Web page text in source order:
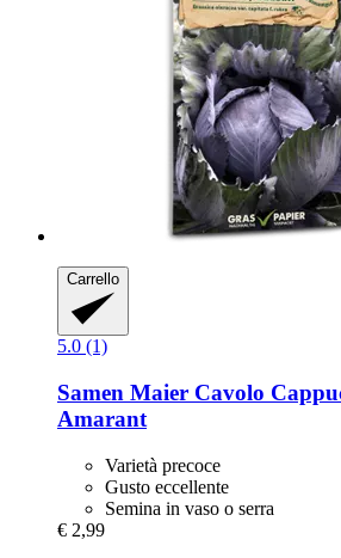
Carrello
5.0 (1)
Samen Maier Cavolo
Amarant
Varietà precoce
Gusto eccellente
Semina in vaso o serra
€ 2,99